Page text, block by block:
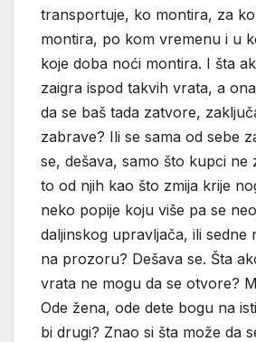
transportuje, ko montira, za
montira, po kom vremenu i u
koje doba noći montira. I šta
zaigra ispod takvih vrata, a
da se baš tada zatvore,
zabrave? Ili se sama od sebe
se, dešava, samo što kupci ne
to od njih kao što zmija krije
neko popije koju više pa se
daljinskog upravljača, ili sedne
na prozoru? Dešava se. Šta
vrata ne mogu da se otvore?
Ode žena, ode dete bogu na
bi drugi? Znao si šta može da